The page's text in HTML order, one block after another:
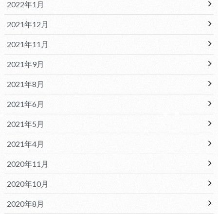
2022年1月
2021年12月
2021年11月
2021年9月
2021年8月
2021年6月
2021年5月
2021年4月
2020年11月
2020年10月
2020年8月